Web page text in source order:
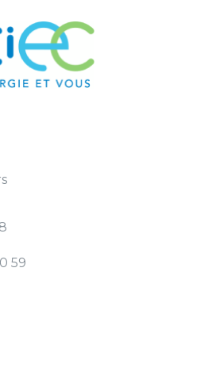
59